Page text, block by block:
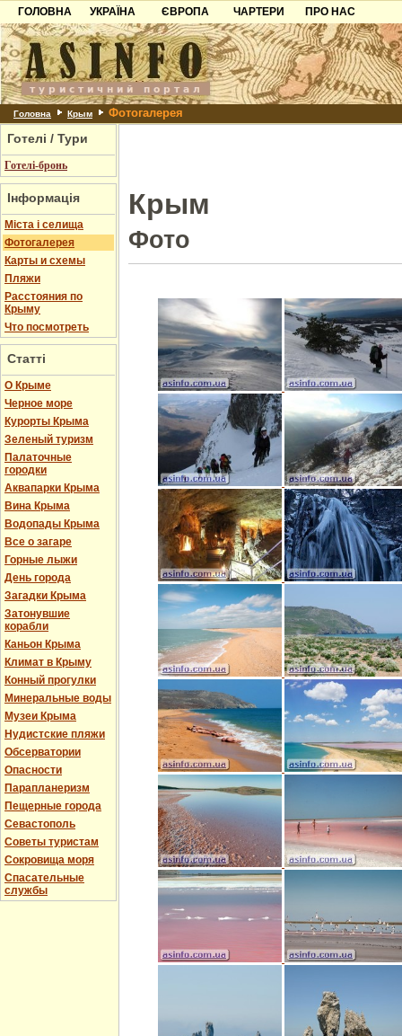
ГОЛОВНА
УКРАЇНА
Карпати
Азов
Причорноморря
Шацьк
ЄВРОПА
Чорногорія
Хорватія
Болгарія
Албанія
ЧАРТЕРИ
ПРО НАС
Контакти
Партнерам
Додати готель
Головна Крым Фотогалерея
Готелі / Тури
Готелі-бронь
Інформація
Міста і селища
Фотогалерея
Карты и схемы
Пляжи
Расстояния по
Крыму
Что посмотреть
Статті
О Крыме
Черное море
Курорты Крыма
Зеленый туризм
Палаточные
городки
Аквапарки Крыма
Вина Крыма
Водопады Крыма
Все о загаре
Горные лыжи
День города
Загадки Крыма
Затонувшие
корабли
Каньон Крыма
Климат в Крыму
Конный прогулки
Минеральные воды
Музеи Крыма
Нудистские пляжи
Обсерватории
Опасности
Парапланеризм
Пещерные города
Севастополь
Советы туристам
Сокровища моря
Спасательные
службы
Крым
Фото